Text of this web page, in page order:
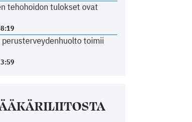
tehohoidon tulokset ovat
perusterveydenhuolto toimii